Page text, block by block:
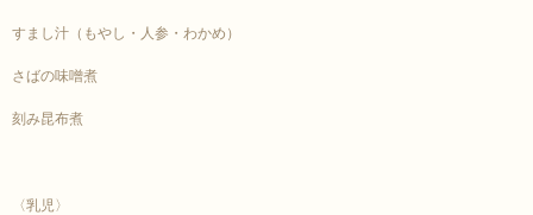
すまし汁（もやし・人参・わかめ）
さばの味噌煮
刻み昆布煮
〈乳児〉